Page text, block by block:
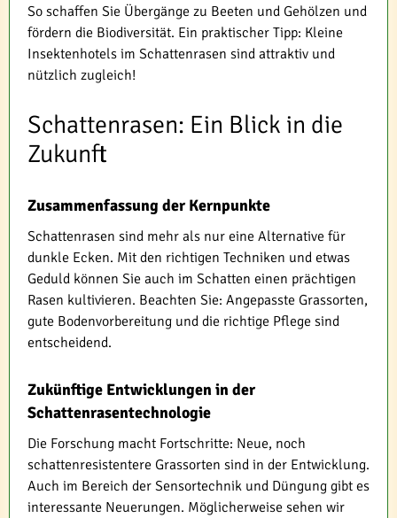
So schaffen Sie Übergänge zu Beeten und Gehölzen und
fördern die Biodiversität. Ein praktischer Tipp: Kleine
Insektenhotels im Schattenrasen sind attraktiv und
nützlich zugleich!
Schattenrasen: Ein Blick in die
Zukunft
Zusammenfassung der Kernpunkte
Schattenrasen sind mehr als nur eine Alternative für
dunkle Ecken. Mit den richtigen Techniken und etwas
Geduld können Sie auch im Schatten einen prächtigen
Rasen kultivieren. Beachten Sie: Angepasste Grassorten,
gute Bodenvorbereitung und die richtige Pflege sind
entscheidend.
Zukünftige Entwicklungen in der
Schattenrasentechnologie
Die Forschung macht Fortschritte: Neue, noch
schattenresistentere Grassorten sind in der Entwicklung.
Auch im Bereich der Sensortechnik und Düngung gibt es
interessante Neuerungen. Möglicherweise sehen wir